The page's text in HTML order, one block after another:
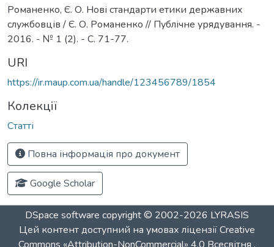
Романенко, Є. О. Нові стандарти етики державних
службовців / Є. О. Романенко // Публічне урядування. -
2016. - № 1 (2). - С. 71-77.
URI
https://ir.maup.com.ua/handle/123456789/1854
Колекції
Статті
Повна інформація про документ
Google Scholar
DSpace software copyright © 2002-2026 LYRASIS
Цей контент доступний на умовах ліцензіїCreative